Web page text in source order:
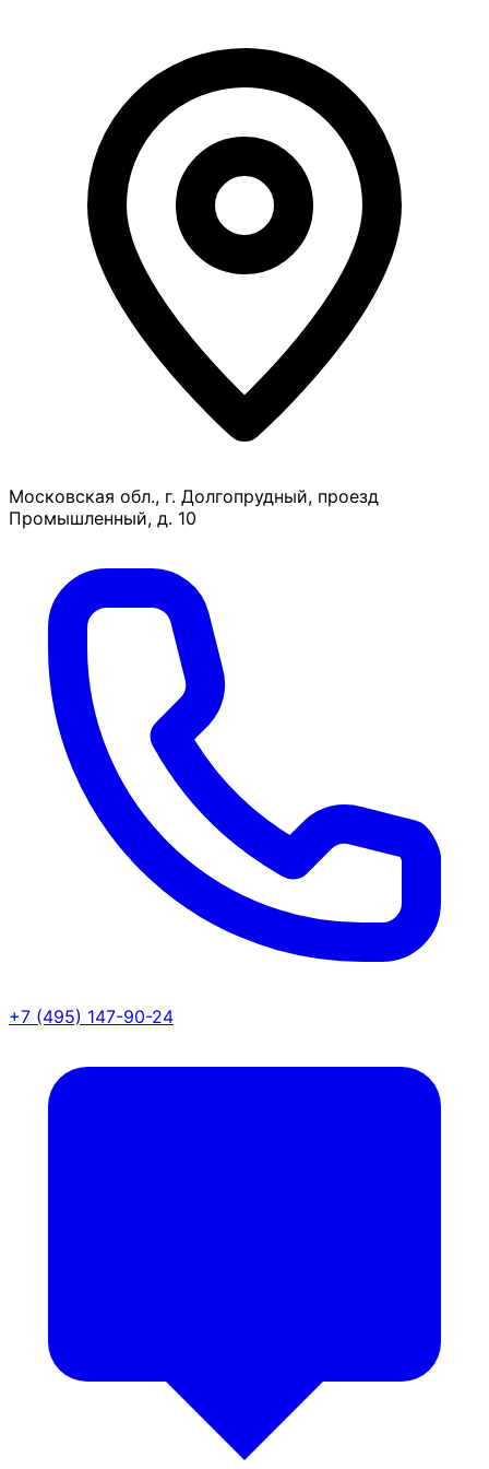
Московская обл., г. Долгопрудный, проезд
Промышленный, д. 10
+7 (495) 147-90-24